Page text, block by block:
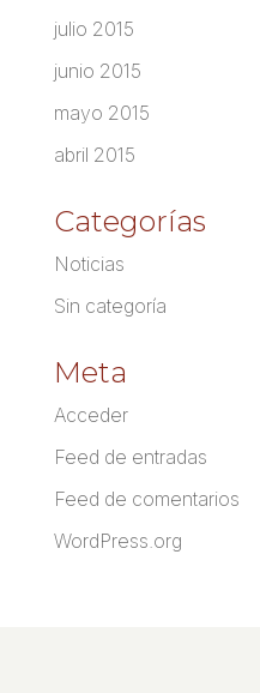
julio 2015
junio 2015
mayo 2015
abril 2015
Categorías
Noticias
Sin categoría
Meta
Acceder
Feed de entradas
Feed de comentarios
WordPress.org